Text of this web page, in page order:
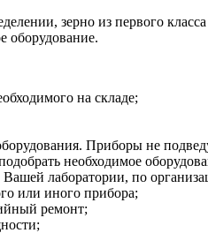
зерно из первого
оборудование.
на складе;
Приборы не
необходимое
лаборатории, по
или иного прибора;
ремонт;